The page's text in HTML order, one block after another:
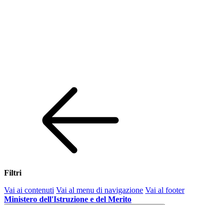
Filtri
Vai ai contenuti Vai al menu di navigazione Vai al footer
Ministero dell'Istruzione e del Merito